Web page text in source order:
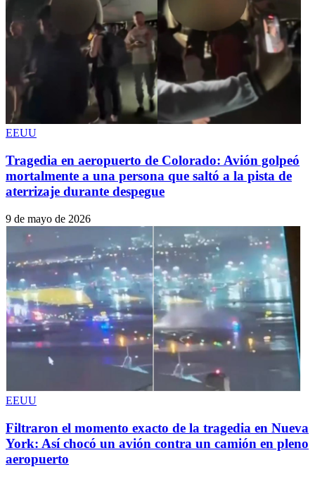
EEUU
Tragedia en aeropuerto de Colorado: Avión golpeó
mortalmente a una persona que saltó a la pista de
aterrizaje durante despegue
9 de mayo de 2026
EEUU
Filtraron el momento exacto de la tragedia en Nueva
York: Así chocó un avión contra un camión en pleno
aeropuerto